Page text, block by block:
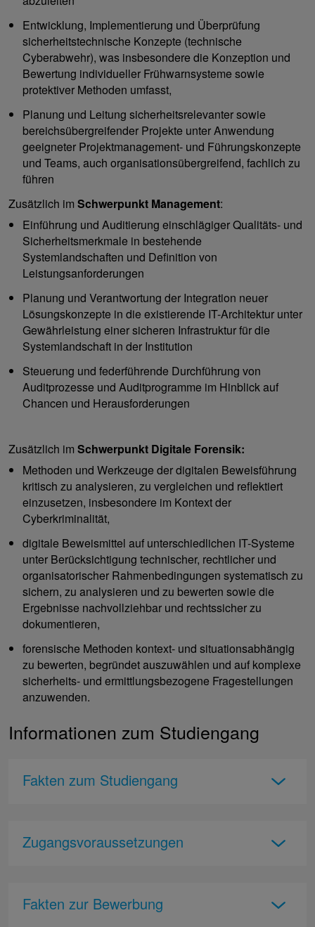
Entwicklung, Implementierung und Überprüfung
sicherheitstechnische Konzepte (technische
Cyberabwehr), was insbesondere die Konzeption und
Bewertung individueller Frühwarnsysteme sowie
protektiver Methoden umfasst,
Planung und Leitung sicherheitsrelevanter sowie
bereichsübergreifender Projekte unter Anwendung
geeigneter Projektmanagement- und Führungskonzepte
und Teams, auch organisationsübergreifend, fachlich zu
führen
Zusätzlich im Schwerpunkt Management:
Einführung und Auditierung einschlägiger Qualitäts- und
Sicherheitsmerkmale in bestehende
Systemlandschaften und Definition von
Leistungsanforderungen
Planung und Verantwortung der Integration neuer
Lösungskonzepte in die existierende IT-Architektur unter
Gewährleistung einer sicheren Infrastruktur für die
Systemlandschaft in der Institution
Steuerung und federführende Durchführung von
Auditprozesse und Auditprogramme im Hinblick auf
Chancen und Herausforderungen
Zusätzlich im Schwerpunkt Digitale Forensik:
Methoden und Werkzeuge der digitalen Beweisführung
kritisch zu analysieren, zu vergleichen und reflektiert
einzusetzen, insbesondere im Kontext der
Cyberkriminalität,
digitale Beweismittel auf unterschiedlichen IT-Systeme
unter Berücksichtigung technischer, rechtlicher und
organisatorischer Rahmenbedingungen systematisch zu
sichern, zu analysieren und zu bewerten sowie die
Ergebnisse nachvollziehbar und rechtssicher zu
dokumentieren,
forensische Methoden kontext- und situationsabhängig
zu bewerten, begründet auszuwählen und auf komplexe
sicherheits- und ermittlungsbezogene Fragestellungen
anzuwenden.
Informationen zum Studiengang
Fakten zum Studiengang
Zugangsvoraussetzungen
Fakten zur Bewerbung